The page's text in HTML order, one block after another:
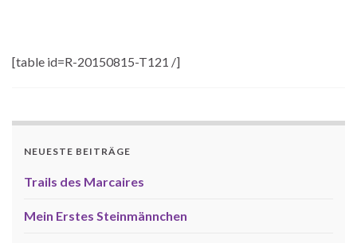
[table id=R-20150815-T121 /]
NEUESTE BEITRÄGE
Trails des Marcaires
Mein Erstes Steinmännchen